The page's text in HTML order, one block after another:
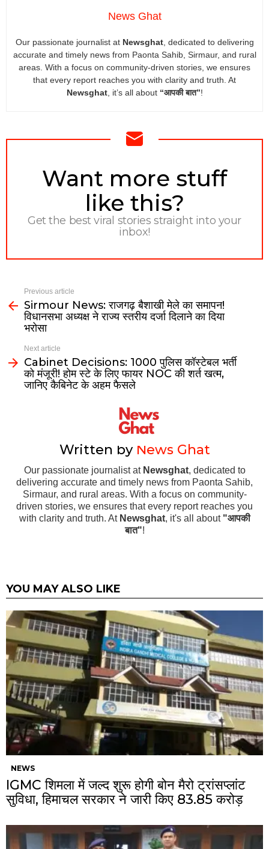
News Ghat
Our passionate journalist at Newsghat, dedicated to delivering
accurate and timely news from Paonta Sahib, Sirmaur, and rural
areas. With a focus on community-driven stories, we ensures
that every report reaches you with clarity and truth. At
Newsghat, it’s all about “आपकी बात”!
NEWSLETTER
Want more stuff
like this?
Get the best viral stories straight into your
inbox!
Previous article
Sirmour News: राजगढ़ बैशाखी मेले का समापन!
विधानसभा अध्यक्ष ने राज्य स्तरीय दर्जा दिलाने का दिया
भरोसा
Next article
Cabinet Decisions: 1000 पुलिस कॉस्टेबल भर्ती
को मंजूरी! होम स्टे के लिए फायर NOC की शर्त खत्म,
जानिए कैबिनेट के अहम फैसले
Written by News Ghat
Our passionate journalist at Newsghat, dedicated to
delivering accurate and timely news from Paonta Sahib,
Sirmaur, and rural areas. With a focus on community-
driven stories, we ensures that every report reaches you
with clarity and truth. At Newsghat, it's all about "आपकी
बात"!
YOU MAY ALSO LIKE
NEWS
IGMC शिमला में जल्द शुरू होगी बोन मैरो ट्रांसप्लांट
सुविधा, हिमाचल सरकार ने जारी किए ₹83.85 करोड़